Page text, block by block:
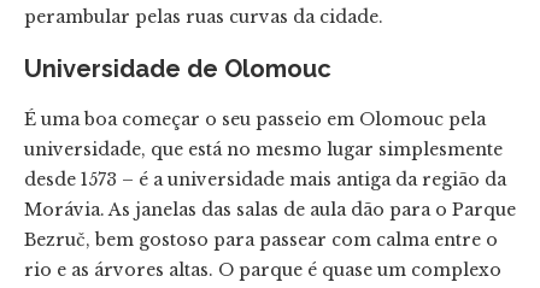
perambular pelas ruas curvas da cidade.
Universidade de Olomouc
É uma boa começar o seu passeio em Olomouc pela
universidade, que está no mesmo lugar simplesmente
desde 1573 – é a universidade mais antiga da região da
Morávia. As janelas das salas de aula dão para o Parque
Bezruč, bem gostoso para passear com calma entre o
rio e as árvores altas. O parque é quase um complexo